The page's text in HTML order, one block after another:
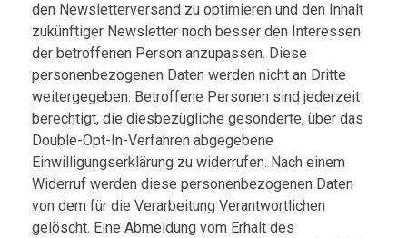
den Newsletterversand zu optimieren und den Inhalt
zukünftiger Newsletter noch besser den Interessen
der betroffenen Person anzupassen. Diese
personenbezogenen Daten werden nicht an Dritte
weitergegeben. Betroffene Personen sind jederzeit
berechtigt, die diesbezügliche gesonderte, über das
Double-Opt-In-Verfahren abgegebene
Einwilligungserklärung zu widerrufen. Nach einem
Widerruf werden diese personenbezogenen Daten
von dem für die Verarbeitung Verantwortlichen
gelöscht. Eine Abmeldung vom Erhalt des